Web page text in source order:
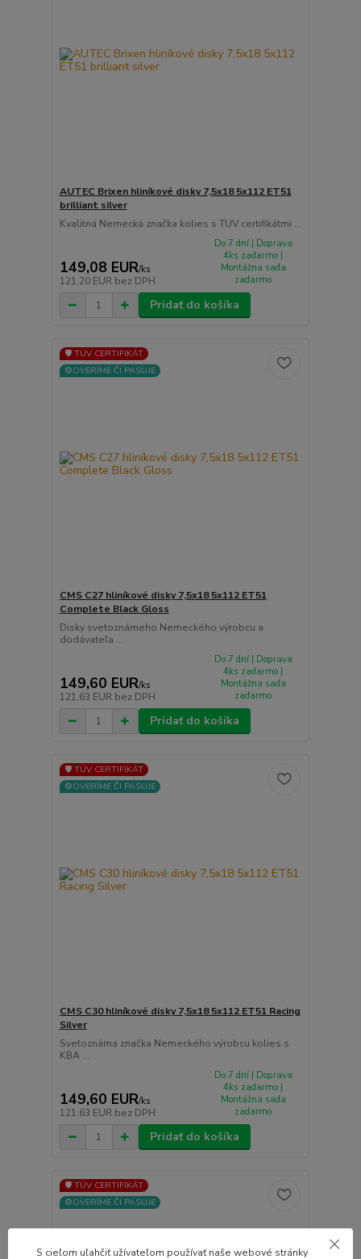
AUTEC Brixen hliníkové disky 7,5x18 5x112 ET51
brilliant silver
Kvalitná Nemecká značka kolies s TUV certifikátmi ...
149,08 EUR/ks
121,20 EUR bez DPH
Do 7 dní | Doprava
4ks zadarmo |
Montážna sada
zadarmo
Pridať do košíka
🛡️ TÜV CERTIFIKÁT
⚙️OVERÍME ČI PASUJE
CMS C27 hliníkové disky 7,5x18 5x112 ET51
Complete Black Gloss
Disky svetoznámeho Nemeckého výrobcu a
dodávateľa ...
149,60 EUR/ks
121,63 EUR bez DPH
Do 7 dní | Doprava
4ks zadarmo |
Montážna sada
zadarmo
Pridať do košíka
🛡️ TÜV CERTIFIKÁT
⚙️OVERÍME ČI PASUJE
CMS C30 hliníkové disky 7,5x18 5x112 ET51 Racing
Silver
Svetoznáma značka Nemeckého výrobcu kolies s
KBA ...
149,60 EUR/ks
121,63 EUR bez DPH
Do 7 dní | Doprava
4ks zadarmo |
Montážna sada
zadarmo
Pridať do košíka
🛡️ TÜV CERTIFIKÁT
⚙️OVERÍME ČI PASUJE
S cieľom uľahčiť užívateľom používať naše webové stránky